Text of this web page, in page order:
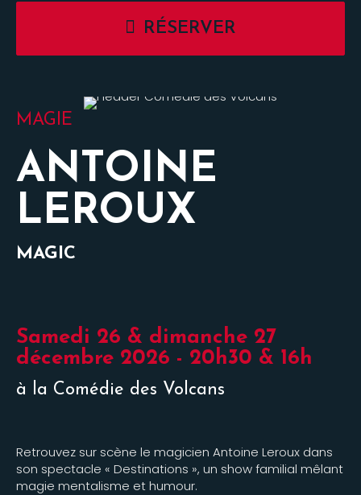
RÉSERVER
MAGIE
ANTOINE
LEROUX
MAGIC
Samedi 26 & dimanche 27
décembre 2026 - 20h30 & 16h
à la Comédie des Volcans
Retrouvez sur scène le magicien Antoine Leroux dans
son spectacle « Destinations », un show familial mêlant
magie mentalisme et humour.